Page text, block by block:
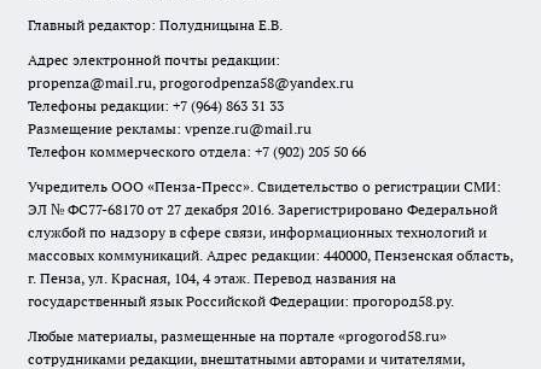
Главный редактор: Полудницына Е.В.
Адрес электронной почты редакции:
propenza@mail.ru, progorodpenza58@yandex.ru
Телефоны редакции: +7 (964) 863 31 33
Размещение рекламы: vpenze.ru@mail.ru
Телефон коммерческого отдела: +7 (902) 205 50 66
Учредитель ООО «Пенза-Пресс». Свидетельство о регистрации СМИ:
ЭЛ № ФС77-68170 от 27 декабря 2016. Зарегистрировано Федеральной
службой по надзору в сфере связи, информационных технологий и
массовых коммуникаций. Адрес редакции: 440000, Пензенская область,
г. Пенза, ул. Красная, 104, 4 этаж. Перевод названия на
государственный язык Российской Федерации: прогород58.ру.
Любые материалы, размещенные на портале «progorod58.ru»
сотрудниками редакции, внештатными авторами и читателями,